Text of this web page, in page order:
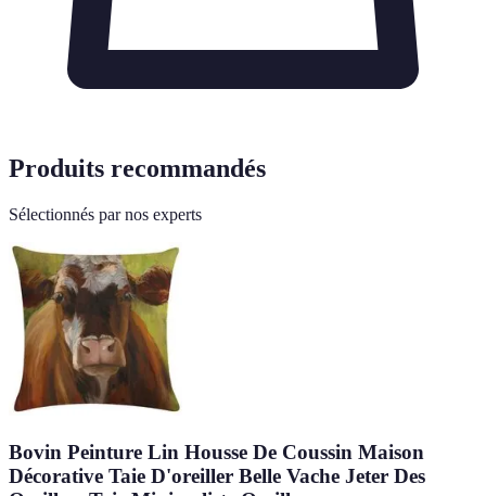
Produits recommandés
Sélectionnés par nos experts
Bovin Peinture Lin Housse De Coussin Maison
Décorative Taie D'oreiller Belle Vache Jeter Des